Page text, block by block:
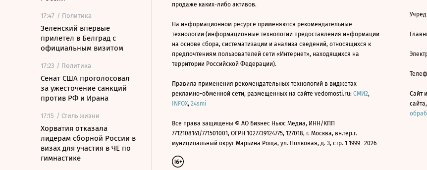
17:47 / Политика
Зеленский впервые
прилетел в Белград с
официальным визитом
17:23 / Политика
Сенат США проголосовал
за ужесточение санкций
против РФ и Ирана
17:15 / Стиль жизни
Хорватия отказала
лидерам сборной России в
визах для участия в ЧЕ по
гимнастике
продаже каких-либо активов.
На информационном ресурсе применяются рекомендательные
технологии (информационные технологии предоставления информации
на основе сбора, систематизации и анализа сведений, относящихся к
предпочтениям пользователей сети «Интернет», находящихся на
территории Российской Федерации).
Правила применения рекомендательных технологий в виджетах
рекламно-обменной сети, размещенных на сайте vedomosti.ru: СМИ2,
INFOX, 24smi
Все права защищены © АО Бизнес Ньюс Медиа, ИНН/КПП
7712108141/771501001, ОГРН 1027739124775, 127018, г. Москва, вн.тер.г.
муниципальный округ Марьина Роща, ул. Полковая, д. 3, стр. 1 1999—2026
Сайт